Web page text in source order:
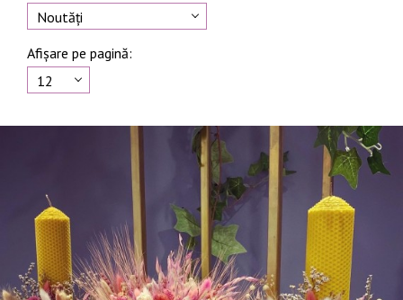
Noutăți
Afișare pe pagină:
12